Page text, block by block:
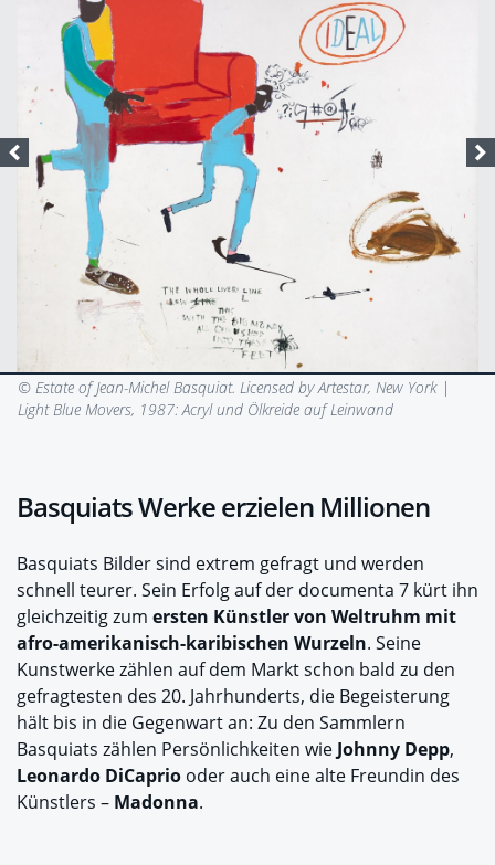
© Estate of Jean-Michel Basquiat. Licensed by Artestar, New York |
Light Blue Movers, 1987: Acryl und Ölkreide auf Leinwand
Basquiats Werke erzielen Millionen
Basquiats Bilder sind extrem gefragt und werden
schnell teurer. Sein Erfolg auf der documenta 7 kürt ihn
gleichzeitig zum ersten Künstler von Weltruhm mit
afro-amerikanisch-karibischen Wurzeln. Seine
Kunstwerke zählen auf dem Markt schon bald zu den
gefragtesten des 20. Jahrhunderts, die Begeisterung
hält bis in die Gegenwart an: Zu den Sammlern
Basquiats zählen Persönlichkeiten wieJohnny Depp,
Leonardo DiCaprio oder auch eine alte Freundin des
Künstlers – Madonna.